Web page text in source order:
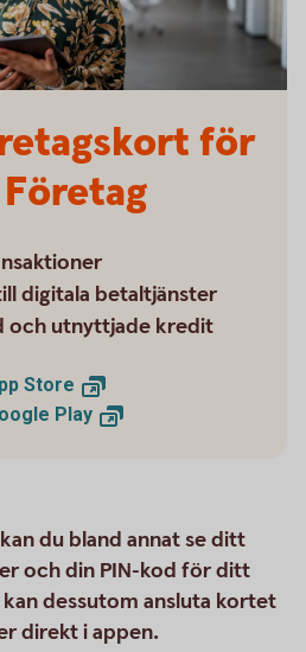
för
digitala betaltjänster
och utnyttjade kredit
Store
Play
du bland annat se ditt
och din PIN-kod för ditt
dessutom ansluta kortet
direkt i appen.